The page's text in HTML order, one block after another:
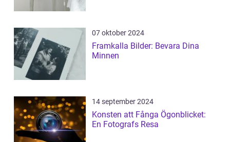
07 oktober 2024
Framkalla Bilder: Bevara Dina
Minnen
14 september 2024
Konsten att Fånga Ögonblicket:
En Fotografs Resa